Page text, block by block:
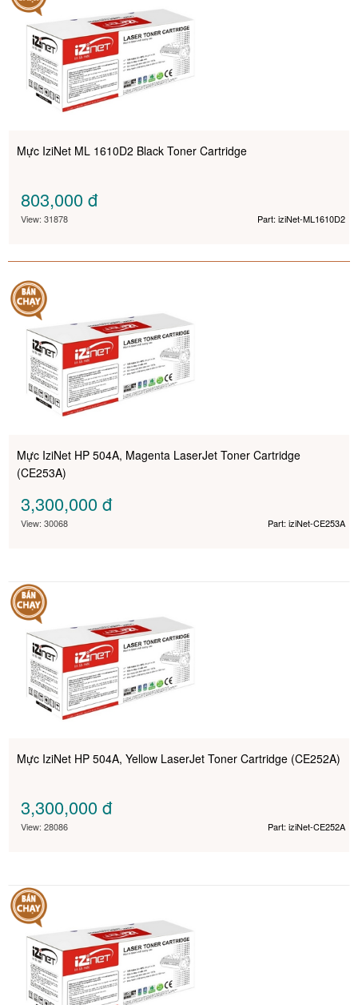
Mực IziNet ML 1610D2 Black Toner Cartridge
803,000đ
View: 31878 Part: iziNet-ML1610D2
Mực IziNet HP 504A, Magenta LaserJet Toner Cartridge
(CE253A)
3,300,000đ
View: 30068 Part: iziNet-CE253A
Mực IziNet HP 504A, Yellow LaserJet Toner Cartridge (CE252A)
3,300,000đ
View: 28086 Part: iziNet-CE252A